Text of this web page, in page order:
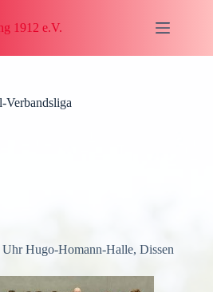
1912 e.V.
Verbandsliga
Hugo-Homann-Halle, Dissen